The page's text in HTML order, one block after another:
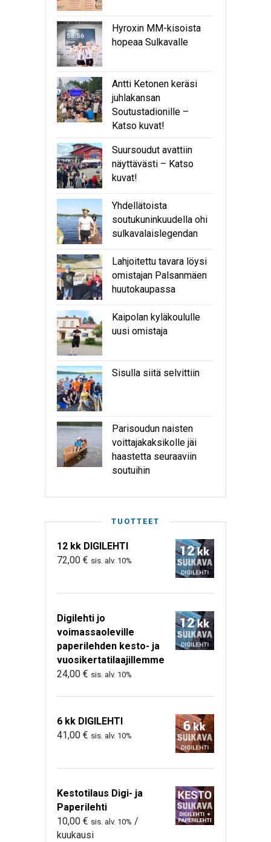
Hyroxin MM-kisoista
hopeaa Sulkavalle
Antti Ketonen keräsi
juhlakansan
Soutustadionille –
Katso kuvat!
Suursoudut avattiin
näyttävästi – Katso
kuvat!
Yhdellätoista
soutukuninkuudella ohi
sulkavalaislegendan
Lahjoitettu tavara löysi
omistajan Palsanmäen
huutokaupassa
Kaipolan kyläkoululle
uusi omistaja
Sisulla siitä selvittiin
Parisoudun naisten
voittajakaksikolle jäi
haastetta seuraaviin
soutuihin
TUOTTEET
12 kk DIGILEHTI
72,00 € sis. alv. 10%
Digilehti jo
voimassaoleville
paperilehden kesto- ja
vuosikertatilaajillemme
24,00 € sis. alv. 10%
6 kk DIGILEHTI
41,00 € sis. alv. 10%
Kestotilaus Digi- ja
Paperilehti
10,00 € sis. alv. 10% /
kuukausi